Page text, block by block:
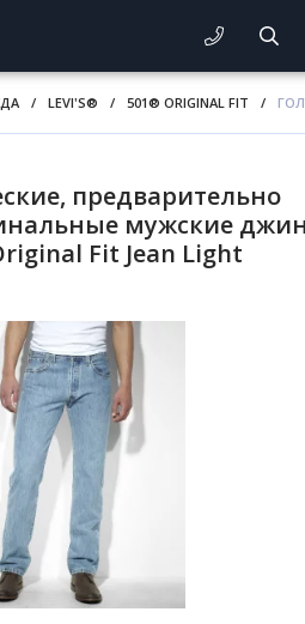
/ LEVI'S® / 501® ORIGINAL FIT /
предварительно
мужские
Fit Jean Light